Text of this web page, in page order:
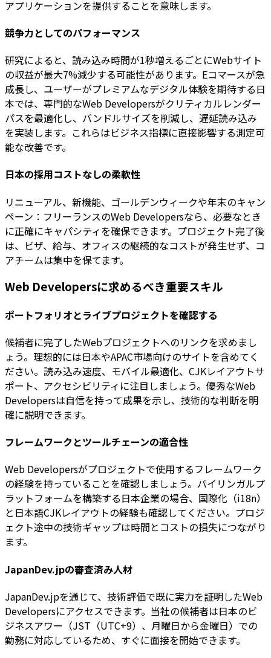
アプリケーションを提供することを意味します。
競争力としてのパフォーマンス
研究によると、読み込み時間が1秒増えるごとにWebサイト
の収益が最大7%減少する可能性があります。Eコマースが急
成長し、ユーザーがプレミアムなデジタル体験を期待する日
本では、専門的なWeb Developersがクリティカルレンダー
パスを最適化し、バンドルサイズを削減し、遅延読み込み
を実装します。これらはビジネス指標に直接影響する測定可
能な改善です。
日本の採用コストなしの柔軟性
リニューアル、新機能、ゴールデンウィークや年末のキャン
ペーン：フリーランスのWeb Developersなら、必要なとき
に正確にキャパシティを確保できます。プロジェクト完了後
は、ビザ、給与、オフィスの継続的なコストが発生せず、コ
アチームは集中を保てます。
Web Developersに求めるべき重要スキル
ポートフォリオとライブプロジェクトを確認する
候補者に完了したWebプロジェクトへのリンクを求めまし
ょう。理想的には日本やAPAC市場向けのサイトを含めてく
ださい。読み込み速度、モバイル最適化、CJKレイアウトサ
ポート、アクセシビリティに注目しましょう。優秀なWeb
Developersは自信を持って成果を示し、技術的な判断を明
確に説明できます。
フレームワークとツールチェーンの適合性
Web Developersがプロジェクトで使用するフレームワーク
の経験を持っていることを確認しましょう。バイリンガルプ
ラットフォームを構築する日本企業の場合、国際化（i18n）
と日本語CJKレイアウトの経験も確認してください。プロジ
ェクト途中の技術ギャップは時間とコストの損失につながり
ます。
JapanDev.jpの審査済み人材
JapanDev.jpを通じて、技術評価で既に実力を証明したWeb
Developersにアクセスできます。当社の候補者は日本のビ
ジネスアワー（JST（UTC+9）、月曜日から金曜日）での
勤務に対応しているため、すぐに面接を開始できます。